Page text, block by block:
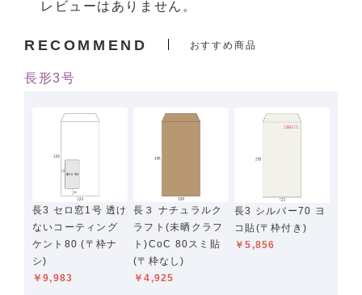
レビューはありません。
RECOMMEND おすすめ商品
長形3号
長3 セロ窓1号 透け
ないコーティング
ケント80 (〒枠ナ
シ)
￥9,983
長３ ナチュラルク
ラフト(未晒クラフ
ト)CoC 80スミ貼
(〒枠なし)
￥4,925
長3 シルバー70 ヨ
コ貼(〒枠付き)
￥5,856